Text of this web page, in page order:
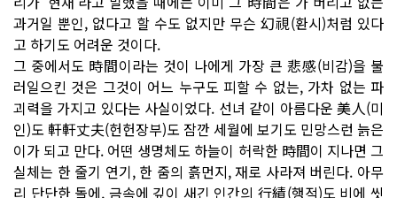
과거일 뿐인, 없다고 할 수도 없지만 무슨 幻視(환시)처럼 있다
고 하기도 어려운 것이다.
그 중에서도 時間이라는 것이 나에게 가장 큰 悲感(비감)을 불
러일으킨 것은 그것이 어느 누구도 피할 수 없는, 가차 없는 파
괴력을 가지고 있다는 사실이었다. 선녀 같이 아름다운 美人(미
인)도 軒軒丈夫(헌헌장부)도 잠깐 세월에 보기도 민망스런 늙은
이가 되고 만다. 어떤 생명체도 하늘이 허락한 時間이 지나면 그
실체는 한 줄기 연기, 한 줌의 흙먼지, 재로 사라져 버린다. 아무
리 단단한 돌에, 금속에 깊이 새긴 인간의 行績(행적)도 비에 씻